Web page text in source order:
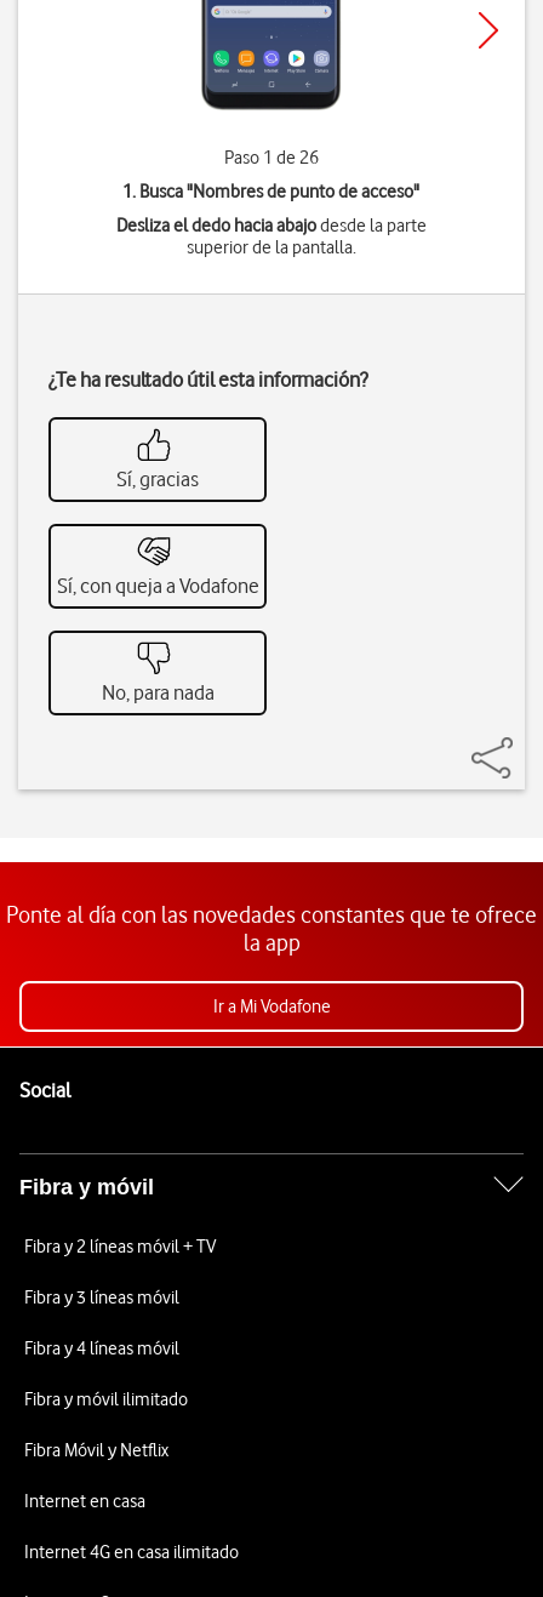
Paso 1 de 26
1. Busca "Nombres de punto de acceso"
Desliza el dedo hacia abajodesde la parte
superior de la pantalla.
¿Te ha resultado útil esta información?
Sí, gracias
Sí, con queja a Vodafone
No, para nada
Ponte al día con las novedades constantes que te ofrece
la app
Ir a Mi Vodafone
SocialEnlaces a las redes sociales de Vodafone
Fibra y móvil
Fibra y 2 líneas móvil + TV
Fibra y 3 líneas móvil
Fibra y 4 líneas móvil
Fibra y móvil ilimitado
Fibra Móvil y Netflix
Internet en casa
Internet 4G en casa ilimitado